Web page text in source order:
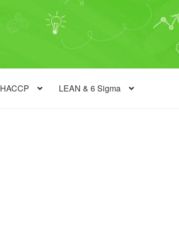
HACCP LEAN & 6 Sigma